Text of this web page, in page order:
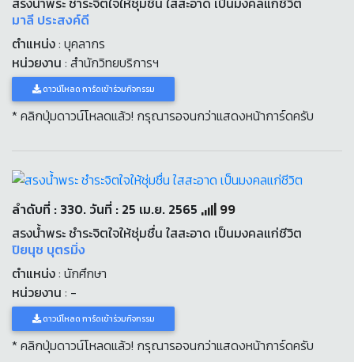
มาลี ประสงค์ดี
ตำแหน่ง: บุคลากร
หน่วยงาน : สำนักวิทยบริการฯ
ดาวน์โหลด การ์ดเข้าร่วมกิจกรรม
* คลิกปุ่มดาวน์โหลดแล้ว! กรุณารอจนกว่าแสดงหน้าการ์ดครับ
ลำดับที่ : 330. วันที่ : 25 เม.ย. 2565
99
สรงน้ำพระ ชำระจิตใจให้ชุ่มชื่น ใสสะอาด เป็นมงคลแก่ชีวิต
ปิยนุช บุตรมิ่ง
ตำแหน่ง: นักศึกษา
หน่วยงาน : -
ดาวน์โหลด การ์ดเข้าร่วมกิจกรรม
* คลิกปุ่มดาวน์โหลดแล้ว! กรุณารอจนกว่าแสดงหน้าการ์ดครับ